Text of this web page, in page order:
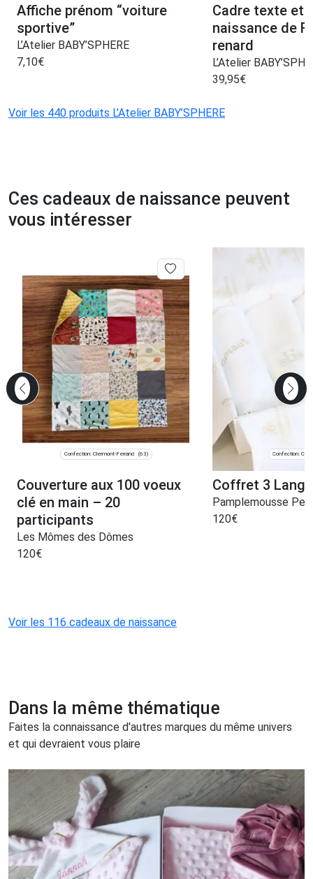
Affiche prénom “voiture
sportive”
L’Atelier BABY’SPHERE
7,10€
Cadre texte et
naissance de
renard
L’Atelier
39,95€
Voir les 440 produits L’Atelier BABY’SPHERE
Ces cadeaux de naissance peuvent
vous intéresser
Confection: Clermont-Ferrand (63)
Couverture aux 100 voeux
clé en main – 20
participants
Les Mômes des Dômes
120€
Confection:
Coffret 3
Pamplemousse
120€
Voir les 116 cadeaux de naissance
Dans la même thématique
Faites la connaissance d'autres marques du même univers
et qui devraient vous plaire